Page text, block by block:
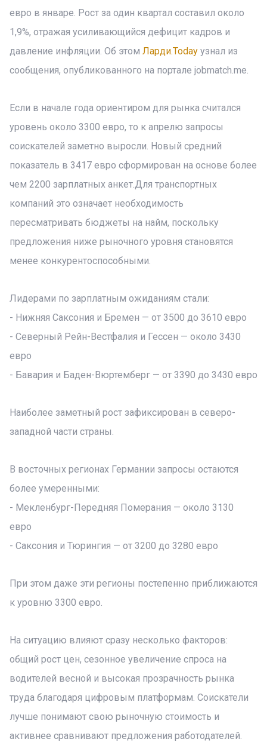
евро в январе. Рост за один квартал составил около
1,9%, отражая усиливающийся дефицит кадров и
давление инфляции. Об этом Ларди.Today узнал из
сообщения, опубликованного на портале jobmatch.me.
Если в начале года ориентиром для рынка считался
уровень около 3300 евро, то к апрелю запросы
соискателей заметно выросли. Новый средний
показатель в 3417 евро сформирован на основе более
чем 2200 зарплатных анкет.Для транспортных
компаний это означает необходимость
пересматривать бюджеты на найм, поскольку
предложения ниже рыночного уровня становятся
менее конкурентоспособными.
Лидерами по зарплатным ожиданиям стали:
- Нижняя Саксония и Бремен — от 3500 до 3610 евро
- Северный Рейн-Вестфалия и Гессен — около 3430
евро
- Бавария и Баден-Вюртемберг — от 3390 до 3430 евро
Наиболее заметный рост зафиксирован в северо-
западной части страны.
В восточных регионах Германии запросы остаются
более умеренными:
- Мекленбург-Передняя Померания — около 3130
евро
- Саксония и Тюрингия — от 3200 до 3280 евро
При этом даже эти регионы постепенно приближаются
к уровню 3300 евро.
На ситуацию влияют сразу несколько факторов:
общий рост цен, сезонное увеличение спроса на
водителей весной и высокая прозрачность рынка
труда благодаря цифровым платформам. Соискатели
лучше понимают свою рыночную стоимость и
активнее сравнивают предложения работодателей.